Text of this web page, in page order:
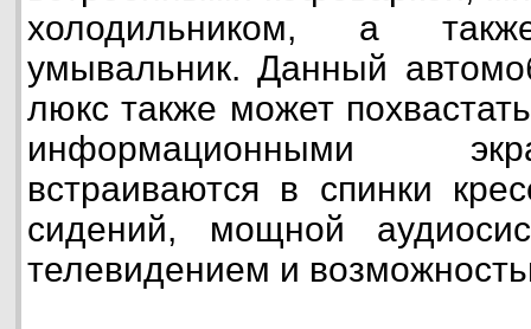
холодильником, а
умывальник. Данный
люкс также может
информационными
встраиваются в спинки
сидений, мощной
телевидением и